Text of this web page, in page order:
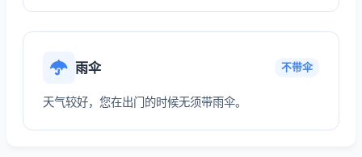
雨伞 不带伞
天气较好，您在出门的时候无须带雨伞。